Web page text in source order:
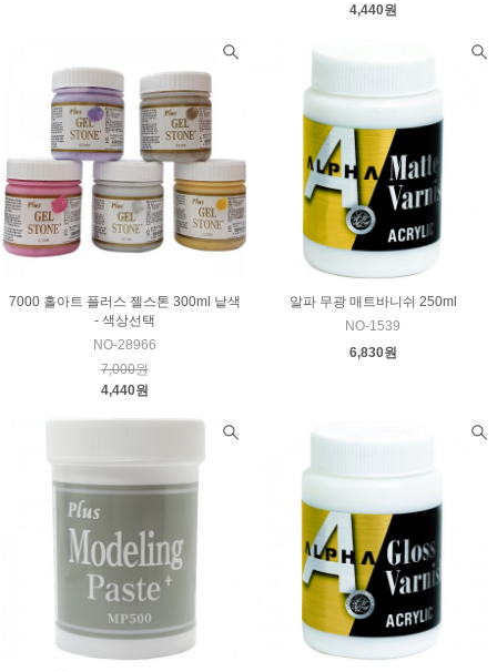
4,440원
7000 홀아트 플러스 젤스톤 300ml 낱색
- 색상선택
NO-28966
7,000원
4,440원
알파 무광 매트바니쉬 250ml
NO-1539
6,830원